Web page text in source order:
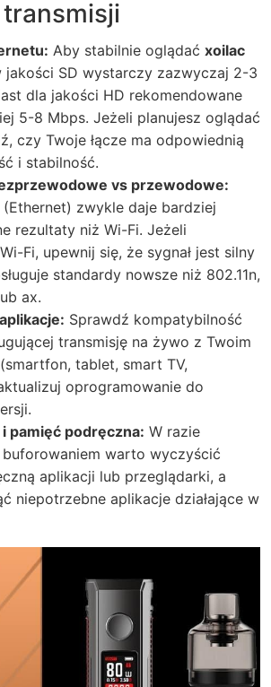
Aby stabilnie oglądać xoilac
jakości SD wystarczy zazwyczaj 2-3
dla jakości HD rekomendowane
5-8 Mbps. Jeżeli planujesz oglądać
czy Twoje łącze ma odpowiednią
i stabilność.
vs przewodowe:
zwykle daje bardziej
rezultaty niż Wi-Fi. Jeżeli
Fi, upewnij się, że sygnał jest silny
standardy nowsze niż 802.11n,
ax.
Sprawdź kompatybilność
transmisję na żywo z Twoim
tablet, smart TV,
oprogramowanie do
pamięć podręczna: W razie
warto wyczyścić
aplikacji lub przeglądarki, a
niepotrzebne aplikacje działające w